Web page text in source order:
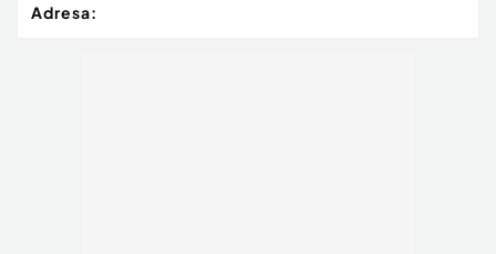
Adresa: